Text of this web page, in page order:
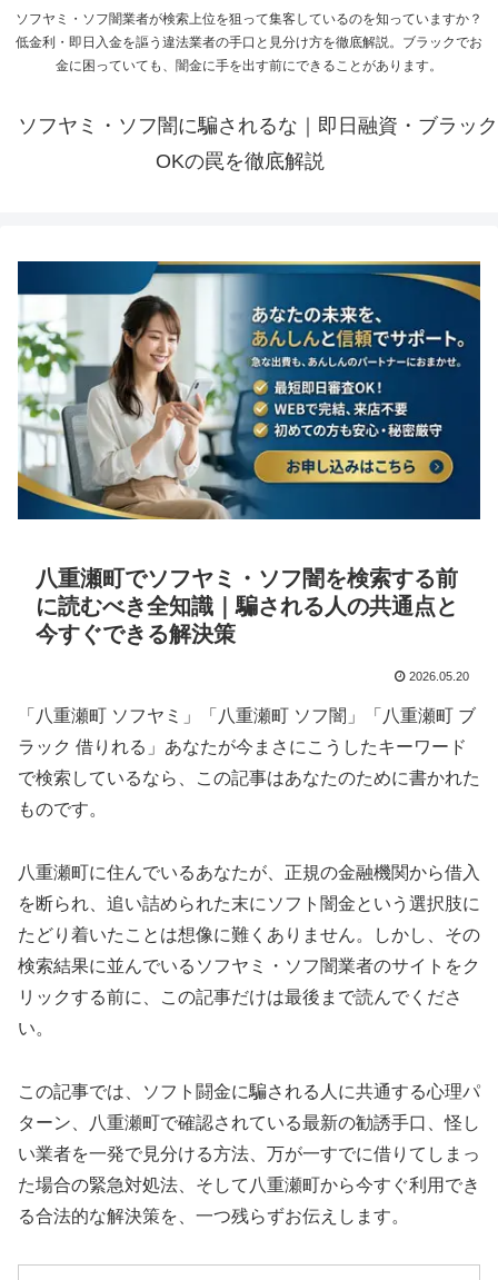
ソフヤミ・ソフ闇業者が検索上位を狙って集客しているのを知っていますか？
低金利・即日入金を謳う違法業者の手口と見分け方を徹底解説。ブラックでお
金に困っていても、闇金に手を出す前にできることがあります。
ソフヤミ・ソフ闇に騙されるな｜即日融資・ブラック
OKの罠を徹底解説
八重瀬町でソフヤミ・ソフ闇を検索する前
に読むべき全知識｜騙される人の共通点と
今すぐできる解決策
2026.05.20
「八重瀬町 ソフヤミ」「八重瀬町 ソフ闇」「八重瀬町 ブ
ラック 借りれる」あなたが今まさにこうしたキーワード
で検索しているなら、この記事はあなたのために書かれた
ものです。
八重瀬町に住んでいるあなたが、正規の金融機関から借入
を断られ、追い詰められた末にソフト闇金という選択肢に
たどり着いたことは想像に難くありません。しかし、その
検索結果に並んでいるソフヤミ・ソフ闇業者のサイトをク
リックする前に、この記事だけは最後まで読んでくださ
い。
この記事では、ソフト闘金に騙される人に共通する心理パ
ターン、八重瀬町で確認されている最新の勧誘手口、怪し
い業者を一発で見分ける方法、万が一すでに借りてしまっ
た場合の緊急対処法、そして八重瀬町から今すぐ利用でき
る合法的な解決策を、一つ残らずお伝えします。